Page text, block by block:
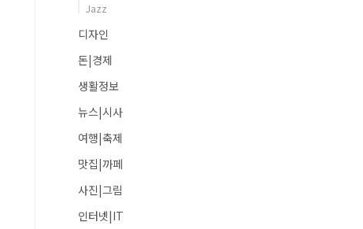
Jazz
디자인
돈|경제
생활정보
뉴스|시사
여행|축제
맛집|까페
사진|그림
인터넷|IT